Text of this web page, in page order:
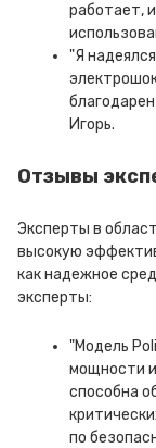
работает,
"Я
Игорь.
Отзывы
Эксперты в
высокую
как надежное
эксперты:
"Модель
мощности и
способна
по